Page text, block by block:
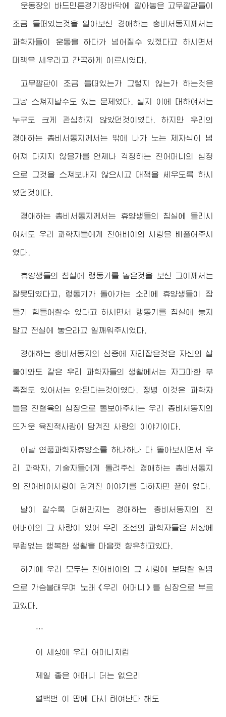
운동장의 바드민톤경기장바닥에 깔아놓은 고무깔판들이
조금 들떠있는것을 알아보신 경애하는 총비서동지 께서는
과학자들이 운동을 하다가 넘어질수 있겠다고 하시면서
대책을 세우라고 간곡하게 이르시였다.
고무깔판이 조금 들떠있는가 그렇지 않는가 하는것은
그냥 스쳐지날수도 있는 문제였다. 실지 이에 대하여서는
누구도 크게 관심하지 않았던것이였다. 하지만 우리의
경애하는 총비서동지 께서는 밖에 나가 노는 제자식이 넘
어져 다치지 않을가를 언제나 걱정하는 친어머니의 심정
으로 그것을 스쳐보내지 않으시고 대책을 세우도록 하시
였던것이다.
경애하는 총비서동지 께서는 휴양생들의 침실에 들리시
여서도 우리 과학자들에게 친 어버이 의 사랑을 베풀어주시
였다.
휴양생들의 침실에 랭동기를 놓은것을 보신 그이께서는
잘못되였다고, 랭동기가 돌아가는 소리에 휴양생들이 잠
들기 힘들어할수 있다고 하시면서 랭동기를 침실에 놓지
말고 전실에 놓으라고 일깨워주시였다.
경애하는 총비서동지의 심중에 자리잡은것은 자신의 살
붙이와도 같은 우리 과학자들의 생활에서는 자그마한 부
족점도 있어서는 안된다는것이였다. 정녕 이것은 과학자
들을 친혈육의 심정으로 돌보아주시는 우리 총비서동지 의
뜨거운 육친적사랑이 담겨진 사랑의 이야기이다.
이날 연풍과학자휴양소를 하나하나 다 돌아보시면서 우
리 과학자, 기술자들에게 돌려주신 경애하는 총비서동지
의 친 어버이 사랑이 담겨진 이야기를 다하자면 끝이 없다.
날이 갈수록 더해만지는 경애하는 총비서동지 의 친
어버이 의 그 사랑이 있어 우리 조선의 과학자들은 세상에
부럼없는 행복한 생활을 마음껏 향유하고있다.
하기에 우리 모두는 친 어버이의 그 사랑에 보답할 일념
으로 가슴불태우며 노래《우리 어머니》를 심장으로 부르
고있다.
…
이 세상에 우리 어머니처럼
제일 좋은 어머니 더는 없으리
열백번 이 땅에 다시 태여난다 해도